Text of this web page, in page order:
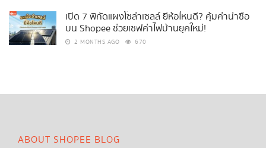
เปิด 7 พิกัดแผงโซล่าเซลล์ ยี่ห้อไหนดี? คุ้มค่าน่าซื้อ
บน Shopee ช่วยเซฟค่าไฟบ้านยุคใหม่!
2 MONTHS AGO 670
ABOUT SHOPEE BLOG